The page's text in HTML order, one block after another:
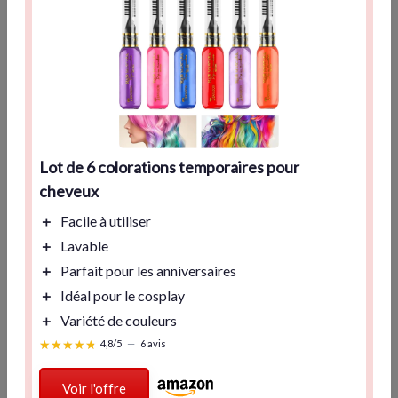
peuvent-être précieux pour évaluer la tenue, l'efficacité et la
fiabilité du mascara.
Masque Cheveux Brillance Extrême 250ml
Collagène de Caviar
Lot de 6 colorations temporaires pour
cheveux
＋
Facile à utiliser
＋
Lavable
＋
Parfait pour les anniversaires
＋
Idéal pour le cosplay
＋ Variété de couleurs
★★★★★
★★★★★ 4,8/5 — 6 avis
Voir l'offre